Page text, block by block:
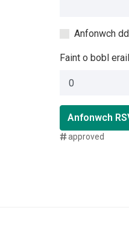
Anfonwch
Faint o bobl
Anfonwch
approved